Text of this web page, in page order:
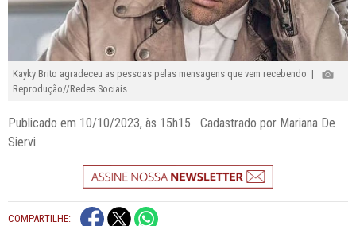
Kayky Brito agradeceu as pessoas pelas mensagens que vem recebendo |
Reprodução//Redes Sociais
Publicado em 10/10/2023, às 15h15 Cadastrado por Mariana De
Siervi
COMPARTILHE: